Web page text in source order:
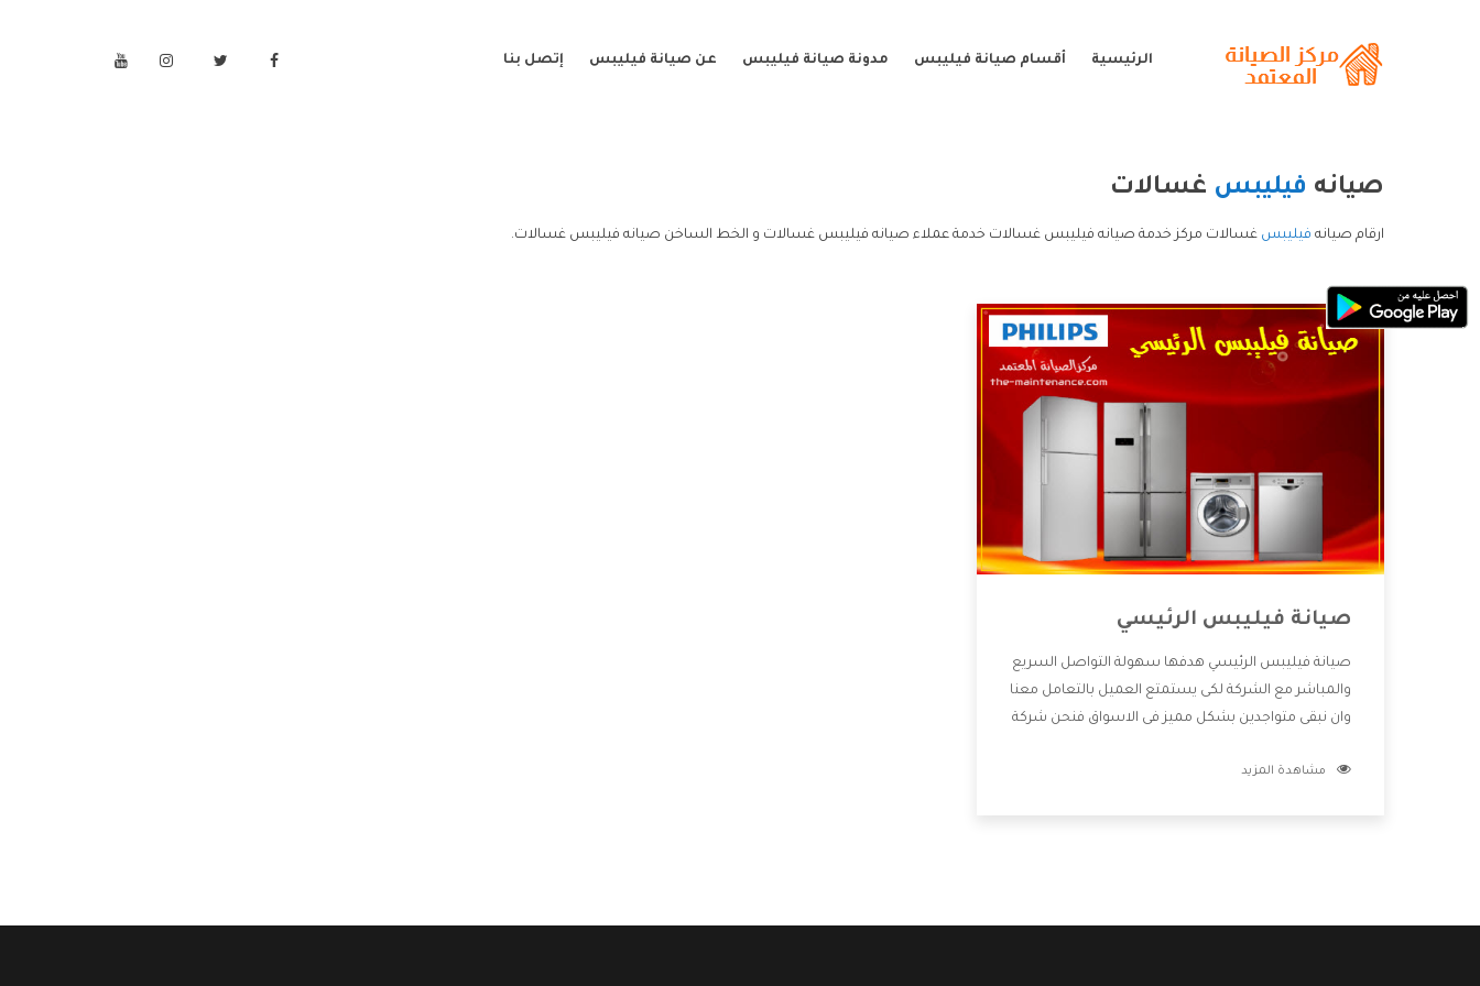
الرئيسية أقسام صيانة فيليبس مدونة صيانة فيليبس عن صيانة فيليبس إتصل بنا
صيانه فيليبس غسالات
ارقام صيانه فيليبس غسالات مركز خدمة صيانه فيليبس غسالات خدمة عملاء صيانه فيليبس غسالات و الخط الساخن صيانه فيليبس غسالات.
صيانة فيليبس الرئيسي
صيانة فيليبس الرئيسي هدفها سهولة التواصل السريع
والمباشر مع الشركة لكى يستمتع العميل بالتعامل معنا
وان نبقى متواجدين بشكل مميز فى الاسواق فنحن شركة
بالخدمات التى تنفرد الشركة بها والتى تكون منها خدمة
مشاهدة المزيد